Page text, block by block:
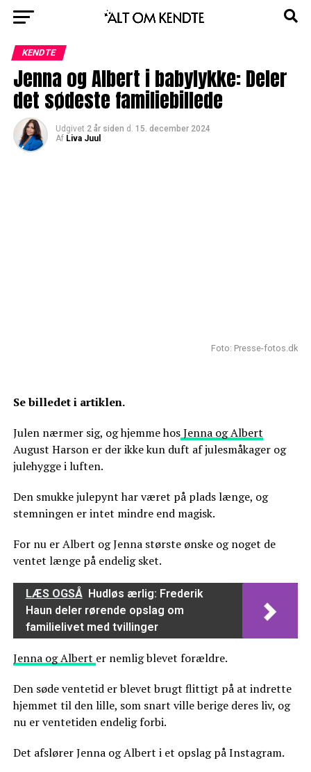
KENDTE
Jenna og Albert i babylykke: Deler
det sødeste familiebillede
Udgivet 2 år siden d. 15. december 2024
Af Liva Juul
Foto: Presse-fotos.dk
Se billedet i artiklen.
Julen nærmer sig, og hjemme hosJenna og Albert
August Harson er der ikke kun duft af julesmåkager og
julehygge i luften.
Den smukke julepynt har været på plads længe, og
stemningen er intet mindre end magisk.
For nu er Albert og Jenna største ønske og noget de
ventet længe på endelig sket.
LÆS OGSÅ Hudløs ærlig: Frederik
Haun deler rørende opslag om
familielivet med tvillinger
Jenna og Albert er nemlig blevet forældre.
Den søde ventetid er blevet brugt flittigt på at indrette
hjemmet til den lille, som snart ville berige deres liv, og
nu er ventetiden endelig forbi.
Det afslører Jenna og Albert i et opslag på Instagram.